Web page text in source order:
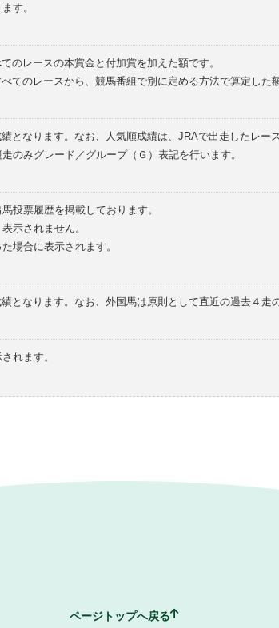
す。
のレースの本賞金と付加賞を加えた額です。
てのレースから、競馬番組で別に定める方法で算定した額
となります。なお、人気順成績は、JRAで出走したレー
のみグレード／グループ（Ｇ）表記を行います。
投票履歴を掲載しております。
示されません。
場合に表示されます。
となります。なお、外国馬は原則として直近の過去４走
れます。
ページトップへ戻る